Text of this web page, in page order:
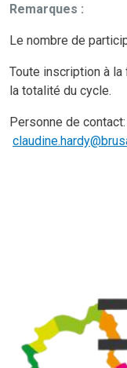
Remarques :
Le nombre de
Toute inscription à la
la totalité du cycle.
Personne de
c